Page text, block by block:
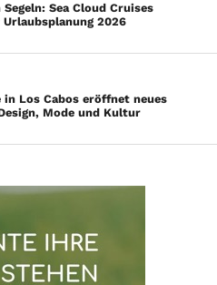
Sea Cloud Cruises
2026
in Los Cabos eröffnet neues
Mode und Kultur